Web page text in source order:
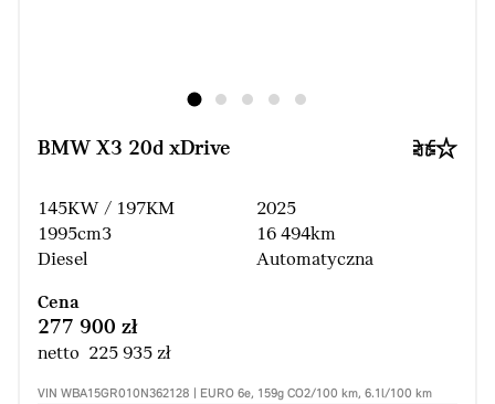
BMW X3 20d xDrive
145KW / 197KM
1995cm3
Diesel
2025
16 494km
Automatyczna
Cena
277 900 zł
netto 225 935 zł
VIN WBA15GR010N362128 | EURO 6e, 159g CO2/100 km, 6.1l/100 km